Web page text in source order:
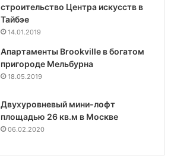
строительство Центра искусств в
Тайбэе
14.01.2019
Апартаменты Brookville в богатом
пригороде Мельбурна
18.05.2019
Двухуровневый мини-лофт
площадью 26 кв.м в Москве
06.02.2020